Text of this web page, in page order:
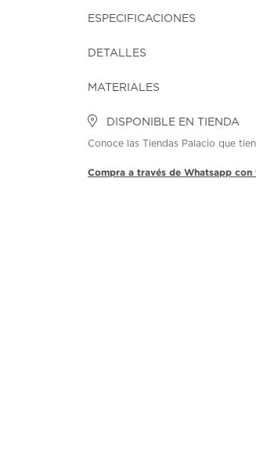
ESPECIFICACIONES
DETALLES
MATERIALES
DISPONIBLE EN TIENDA
Conoce las Tiendas Palacio que
Compra a través de Whatsapp con